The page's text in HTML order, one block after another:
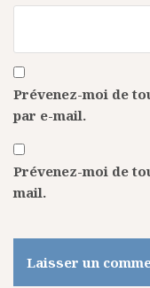
Prévenez-moi de
par e-mail.
Prévenez-moi de
mail.